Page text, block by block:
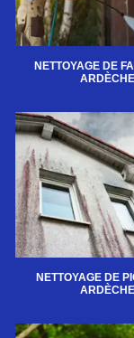
NETTOYAGE DE
ARDÈCHE
NETTOYAGE DE
ARDÈCHE